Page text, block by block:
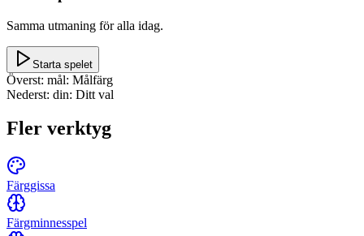
Samma utmaning för alla idag.
Starta spelet
Överst: mål: Målfärg
Nederst: din: Ditt val
Fler verktyg
Färggissa
Färgminnesspel